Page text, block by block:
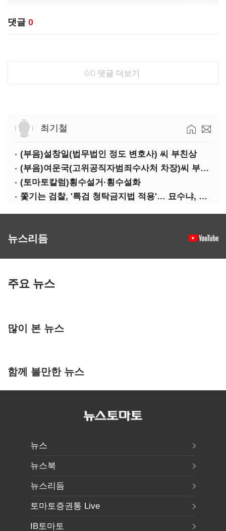
댓글 0
0/0 댓글 더보기
최기철
(부음)설창일(법무법인 정도 변호사) 씨 부친상
(부음)여운국(고위공직자범죄수사처 차장)씨 부친상
(토마토칼럼)횡수설거·횡수설화
쫓기는 검찰, '특검 청탁금지법 적용'… 묘수냐, 무리수냐
뉴스리듬
주요 뉴스
많이 본 뉴스
함께 볼만한 뉴스
뉴스
뉴스북
뉴스리듬
토마토증권통 Live
IB토마토